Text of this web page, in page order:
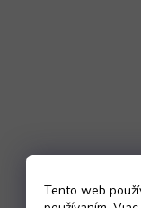
Tento web